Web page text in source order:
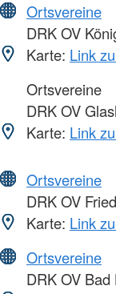
Ortsvereine
DRK OV
Karte: Link
Ortsvereine
DRK OV
Karte: Link
Ortsvereine
DRK OV
Karte: Link
Ortsvereine
DRK OV Bad